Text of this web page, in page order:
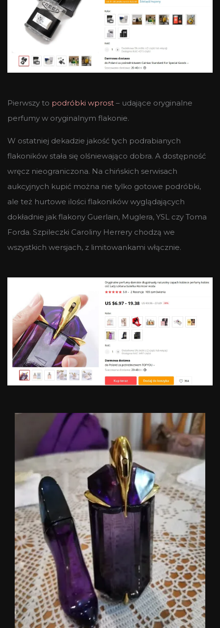
Pierwszy to podróbki wprost – udające oryginalne
perfumy w oryginalnym flakonie.
W ostatniej dekadzie jakość tych podrabianych
flakoników stała się olśniewająco dobra. A dostępność
wręcz nieograniczona. Na chińskich serwisach
aukcyjnych kupić można nie tylko gotowe podróbki,
ale też hurtowe ilości flakoników wyglądających
dokładnie jak flakony Guerlain, Muglera, YSL czy Toma
Forda. Szpileczki Caroliny Herrery chodzą we
wszystkich wersjach, z limitowankami włącznie.